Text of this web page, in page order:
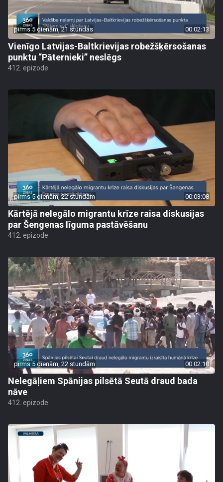
pirms 5 dienām, 21 stundas 00:02:13
Vienīgo Latvijas-Baltkrievijas robežšķērsošanas
punktu “Pāternieki” neslēgs
412. epizode
pirms 5 dienām, 22 stundām 00:03:08
Kārtējā nelegālo migrantu krīze raisa diskusijas
par Šengenas līguma pastāvēšanu
412. epizode
pirms 5 dienām, 22 stundām 00:02:10
Nelegāļiem Spānijas pilsētā Seutā draud bada
nāve
412. epizode